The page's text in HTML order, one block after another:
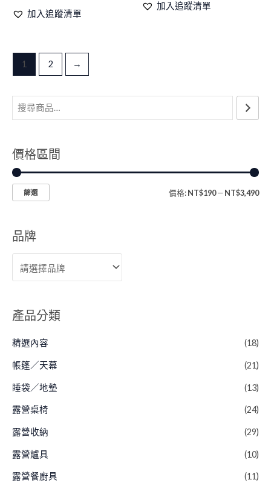
價格區間
篩選 價格:NT$190—NT$3,490
品牌
產品分類
精選內容 (18)
帳篷／天幕 (21)
睡袋／地墊 (13)
露營桌椅 (24)
露營收納 (29)
露營爐具 (10)
露營餐廚具 (11)
加入追蹤清單
加入追蹤清單
1 2 →